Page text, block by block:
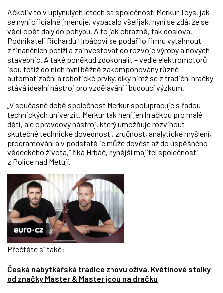
Ačkoliv to v uplynulých letech se společností Merkur Toys, jak
se nyní oficiálně jmenuje, vypadalo všelijak, nyní se zdá, že se
věci opět daly do pohybu. A to jak obrazně, tak doslova.
Podnikateli Richardu Hrbáčovi se podařilo firmu vytáhnout
z finančních potíží a zainvestovat do rozvoje výroby a nových
stavebnic. A také poněkud zdokonalit – vedle elektromotorů
jsou totiž do nich nyní běžně zakomponovány různé
automatizační a robotické prvky, díky nimž se z tradiční hračky
stává ideální nástroj pro vzdělávání i budoucí výzkum.
„V současné době společnost Merkur spolupracuje s řadou
technických univerzit. Merkur tak není jen hračkou pro malé
děti, ale opravdový nástroj, který umožňuje rozvinout
skutečné technické dovednosti, zručnost, analytické myšlení,
programování a v podstatě je může dovést až do úspěšného
vědeckého života,“ říká Hrbáč, nynější majitel společnosti
z Police nad Metují.
Přečtěte si také:
Česká nábytkářská tradice znovu ožívá. Květinové stolky
od značky Master & Master jdou na dračku